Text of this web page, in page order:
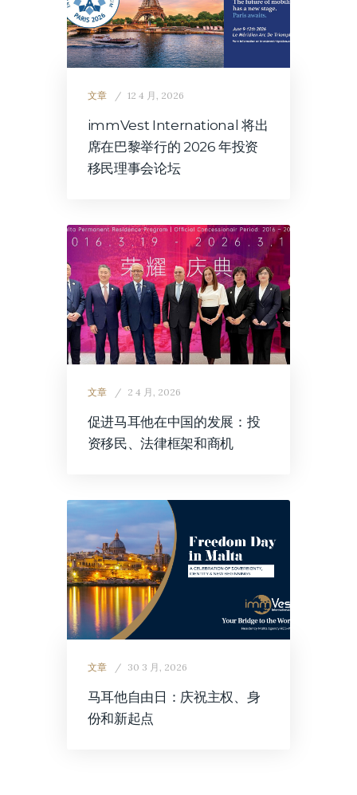
文章 12 4 月, 2026
immVest International 将出
席在巴黎举行的 2026 年投资
移民理事会论坛
文章 2 4 月, 2026
促进马耳他在中国的发展：投
资移民、法律框架和商机
文章 30 3 月, 2026
马耳他自由日：庆祝主权、身
份和新起点